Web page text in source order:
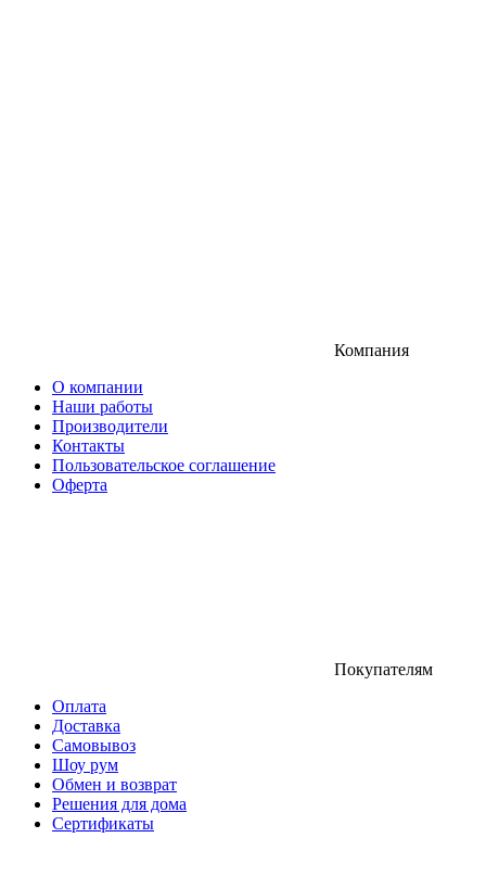
Компания
О компании
Наши работы
Производители
Контакты
Пользовательское соглашение
Оферта
Покупателям
Оплата
Доставка
Самовывоз
Шоу рум
Обмен и возврат
Решения для дома
Сертификаты